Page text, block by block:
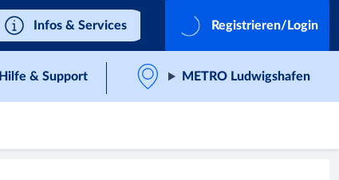
Infos & Services Registrieren/Login
Hilfe & Support METRO Ludwigshafen